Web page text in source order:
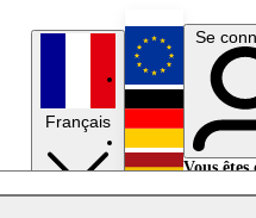
Français
English
Deutsch
Se
Vous êtes